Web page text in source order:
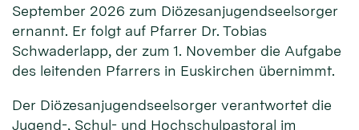
September 2026 zum Diözesanjugendseelsorger
ernannt. Er folgt auf Pfarrer Dr. Tobias
Schwaderlapp, der zum 1. November die Aufgabe
des leitenden Pfarrers in Euskirchen übernimmt.
Der Diözesanjugendseelsorger verantwortet die
Jugend-, Schul- und Hochschulpastoral im